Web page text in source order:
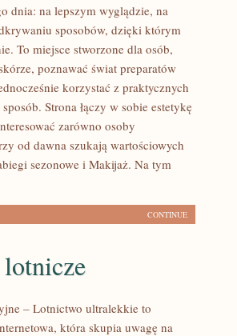
dnia: na lepszym wyglądzie, na
sposobów, dzięki którym
To miejsce stworzone dla osób,
poznawać świat preparatów
korzystać z praktycznych
Strona łączy w sobie estetykę
zarówno osoby
od dawna szukają wartościowych
sezonowe i Makijaż. Na tym
CONTINUE
– Lotnictwo ultralekkie to
która skupia uwagę na